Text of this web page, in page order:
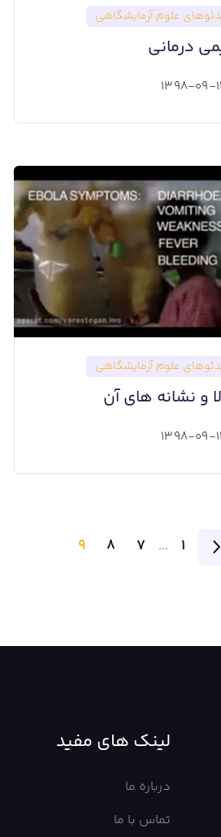
علوم آزمایشگاهی
درمانی
1398-09-11
علوم آزمایشگاهی
و نشانه های آن
1398-09-11
1
...
7
8
9
لینک های مفید
درباره ما
تماس با ما